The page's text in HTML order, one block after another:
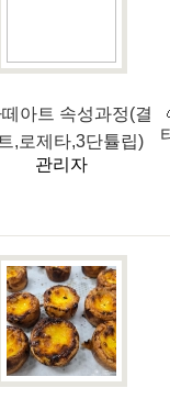
떼아트 속성과정(결
,로제타,3단튤립)
관리자